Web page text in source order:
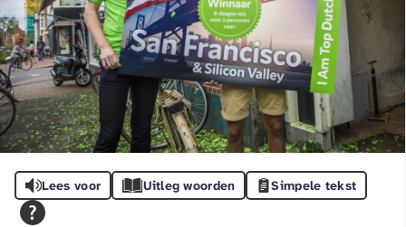
Lees voor Uitleg woorden Simpele tekst